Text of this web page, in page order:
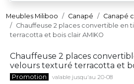
Meubles Miliboo Canapé
Canapé
Chauffeuse 2 places convertible en
terracotta et bois clair AMIKO
Chauffeuse 2 places
velours texturé terracotta et
Promotion valable jusqu'au 20-08